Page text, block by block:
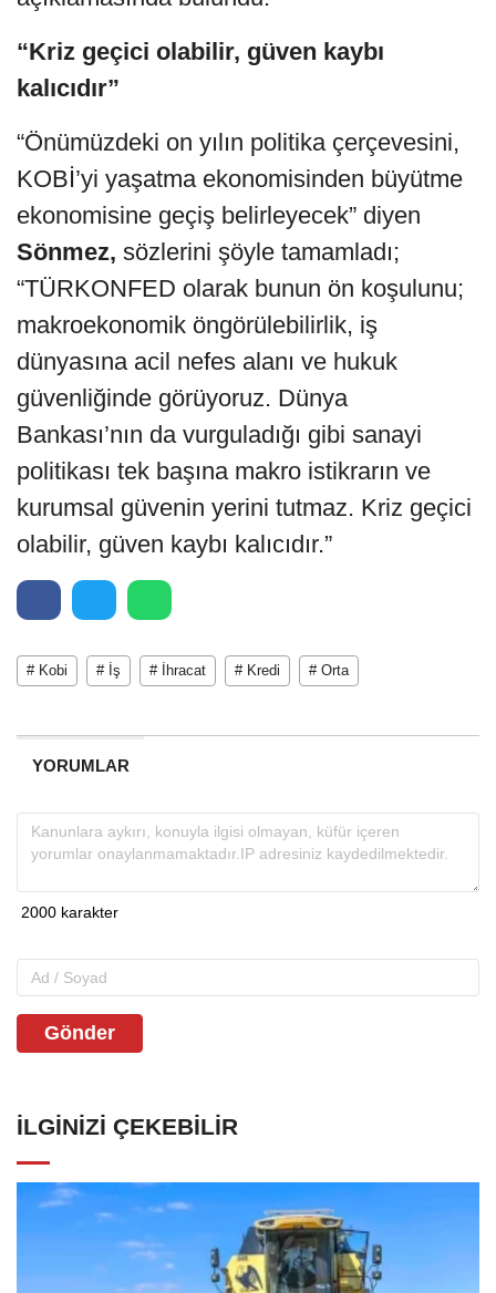
“Kriz geçici olabilir, güven kaybı
kalıcıdır”
“Önümüzdeki on yılın politika çerçevesini,
KOBİ’yi yaşatma ekonomisinden büyütme
ekonomisine geçiş belirleyecek” diyen
Sönmez, sözlerini şöyle tamamladı;
“TÜRKONFED olarak bunun ön koşulunu;
makroekonomik öngörülebilirlik, iş
dünyasına acil nefes alanı ve hukuk
güvenliğinde görüyoruz. Dünya
Bankası’nın da vurguladığı gibi sanayi
politikası tek başına makro istikrarın ve
kurumsal güvenin yerini tutmaz. Kriz geçici
olabilir, güven kaybı kalıcıdır.”
# Kobi # İş # İhracat # Kredi # Orta
YORUMLAR
Gönder
İLGINIZI ÇEKEBILIR